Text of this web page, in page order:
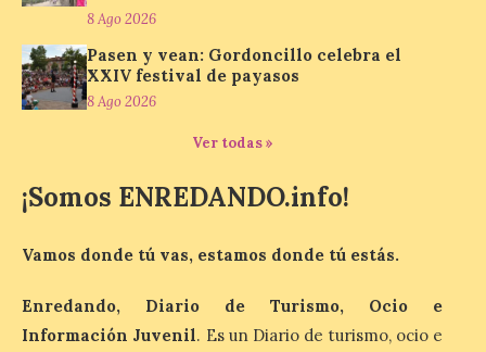
Concierto del Iberia
Marimba Ensemble en la
9 Ago 2026
Iberia Marimba es un es
celebra en el mes de
agosto en la localidad
8 Ago 2026
Pasen y vean: Gordoncillo celebra el
XXIV festival de payasos
8 Ago 2026
Ver todas »
¡Somos ENREDANDO.info!
Vamos donde tú vas, estamos donde tú estás.
Enredando, Diario de Turismo, Ocio e
Información Juvenil. Es un Diario de turismo, ocio e